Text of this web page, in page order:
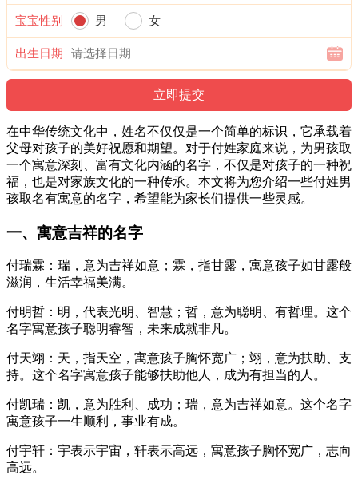
宝宝性别 男 女
出生日期
在中华传统文化中，姓名不仅仅是一个简单的标识，它承载着
父母对孩子的美好祝愿和期望。对于付姓家庭来说，为男孩取
一个寓意深刻、富有文化内涵的名字，不仅是对孩子的一种祝
福，也是对家族文化的一种传承。本文将为您介绍一些付姓男
孩取名有寓意的名字，希望能为家长们提供一些灵感。
一、寓意吉祥的名字
付瑞霖：瑞，意为吉祥如意；霖，指甘露，寓意孩子如甘露般
滋润，生活幸福美满。
付明哲：明，代表光明、智慧；哲，意为聪明、有哲理。这个
名字寓意孩子聪明睿智，未来成就非凡。
付天翊：天，指天空，寓意孩子胸怀宽广；翊，意为扶助、支
持。这个名字寓意孩子能够扶助他人，成为有担当的人。
付凯瑞：凯，意为胜利、成功；瑞，意为吉祥如意。这个名字
寓意孩子一生顺利，事业有成。
付宇轩：宇表示宇宙，轩表示高远，寓意孩子胸怀宽广，志向
高远。